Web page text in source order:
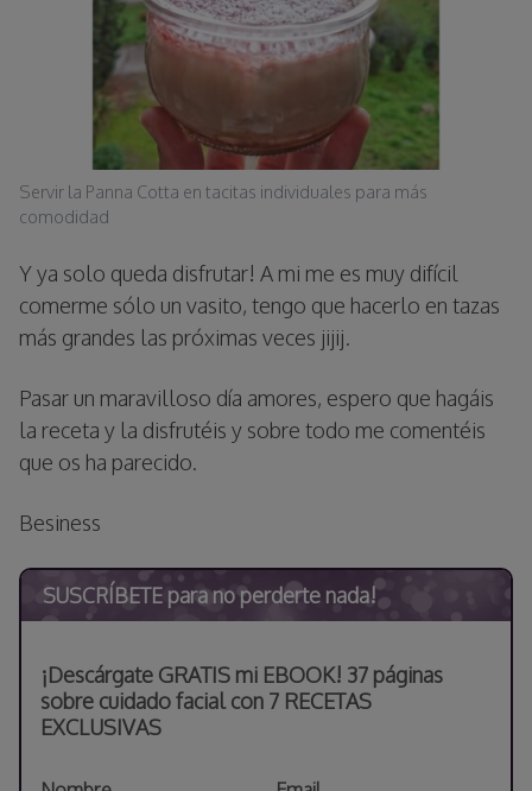
Servir la Panna Cotta en tacitas individuales para más
comodidad
Y ya solo queda disfrutar! A mi me es muy difícil
comerme sólo un vasito, tengo que hacerlo en tazas
más grandes las próximas veces jijij.
Pasar un maravilloso día amores, espero que hagáis
la receta y la disfrutéis y sobre todo me comentéis
que os ha parecido.
Besiness
SUSCRÍBETE para no perderte nada!
¡Descárgate GRATIS mi EBOOK! 37 páginas
sobre cuidado facial con 7 RECETAS
EXCLUSIVAS